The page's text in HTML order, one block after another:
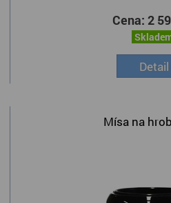
Cena: 2
Detail
Mísa na